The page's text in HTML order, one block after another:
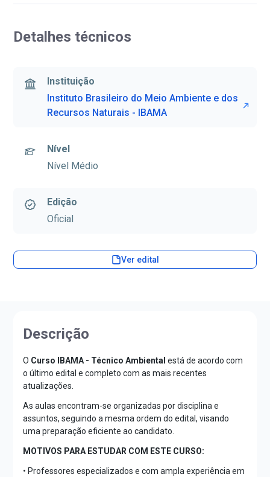
Detalhes técnicos
Instituição
Instituto Brasileiro do Meio Ambiente e dos
Recursos Naturais - IBAMA
Nível
Nível Médio
Edição
Oficial
Ver edital
Descrição
O Curso IBAMA - Técnico Ambiental está de acordo com
o último edital e completo com as mais recentes
atualizações.
As aulas encontram-se organizadas por disciplina e
assuntos, seguindo a mesma ordem do edital, visando
uma preparação eficiente ao candidato.
MOTIVOS PARA ESTUDAR COM ESTE CURSO:
• Professores especializados e com ampla experiência em